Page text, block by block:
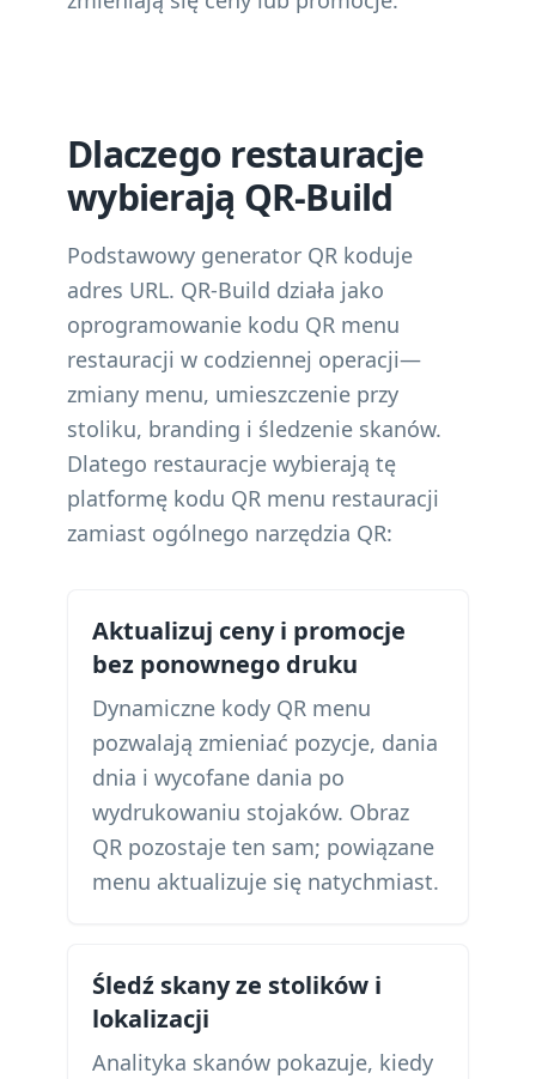
Dlaczego restauracje
wybierają QR-Build
Podstawowy generator QR koduje
adres URL. QR-Build działa jako
oprogramowanie kodu QR menu
restauracji w codziennej operacji—
zmiany menu, umieszczenie przy
stoliku, branding i śledzenie skanów.
Dlatego restauracje wybierają tę
platformę kodu QR menu restauracji
zamiast ogólnego narzędzia QR:
Aktualizuj ceny i promocje
bez ponownego druku
Dynamiczne kody QR menu
pozwalają zmieniać pozycje, dania
dnia i wycofane dania po
wydrukowaniu stojaków. Obraz
QR pozostaje ten sam; powiązane
menu aktualizuje się natychmiast.
Śledź skany ze stolików i
lokalizacji
Analityka skanów pokazuje, kiedy